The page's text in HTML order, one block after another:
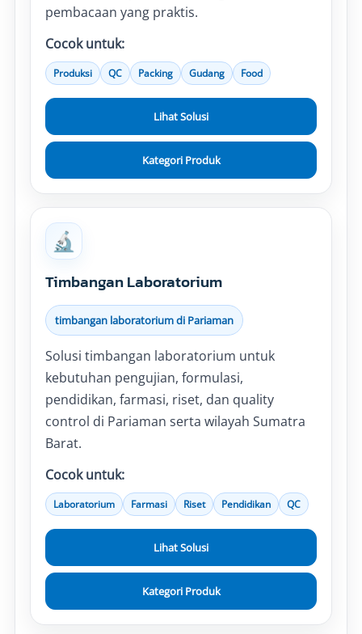
pembacaan yang praktis.
Cocok untuk:
Produksi QC Packing Gudang Food
Lihat Solusi
Kategori Produk
🔬
Timbangan Laboratorium
timbangan laboratorium di Pariaman
Solusi timbangan laboratorium untuk
kebutuhan pengujian, formulasi,
pendidikan, farmasi, riset, dan quality
control di Pariaman serta wilayah Sumatra
Barat.
Cocok untuk:
Laboratorium Farmasi Riset Pendidikan QC
Lihat Solusi
Kategori Produk